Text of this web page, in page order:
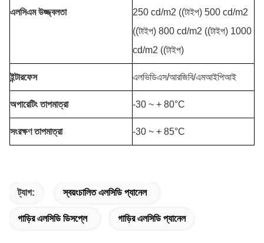
এলসিএম উজ্জ্বলতা
250 cd/m2 ((টাইপ) 500 cd/m2
((টাইপ) 800 cd/m2 ((টাইপ) 1000
cd/m2 ((টাইপ)
ইন্টারফেস এলভিডিএস/আরজিবি/এমআইপিআই
অপারেটিং তাপমাত্রা -30 ~ + 80°C
সংরক্ষণ তাপমাত্রা -30 ~ + 85°C
ট্যাগ: স্বয়ংচালিত এলসিডি প্যানেল
গাড়ির এলসিডি ডিসপ্লে গাড়ির এলসিডি প্যানেল